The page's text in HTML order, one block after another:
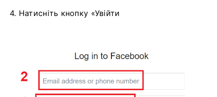
4. Натисніть кнопку «Увійти